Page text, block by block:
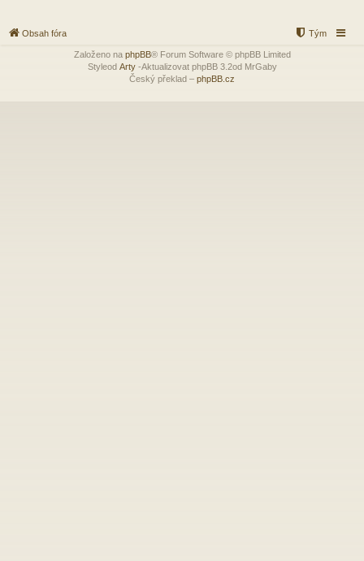
Obsah fóra Tým
Založeno na phpBB® Forum Software © phpBB Limited
Styleod Arty-Aktualizovat phpBB 3.2od MrGaby
Český překlad – phpBB.cz